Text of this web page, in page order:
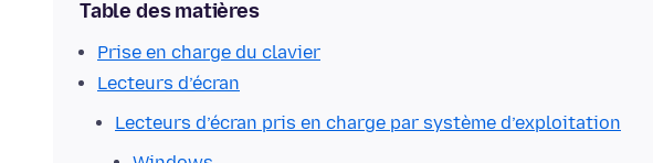
Table des matières
Prise en charge du clavier
Lecteurs d’écran
Lecteurs d’écran pris en charge par système d’exploitation